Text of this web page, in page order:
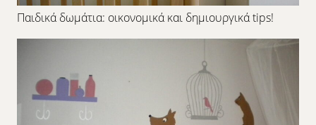
Παιδικά δωμάτια: οικονομικά και δημιουργικά tips!